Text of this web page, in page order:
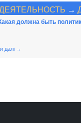
→
должна быть
далі →